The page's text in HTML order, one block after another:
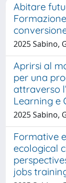
Abitare
2025 Sabino,
Aprirsi al
per una
attraverso
Learning e
2025 Sabino,
Formative
ecological
jobs